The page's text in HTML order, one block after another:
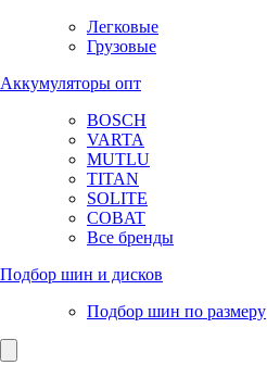
Легковые
Грузовые
Аккумуляторы опт
BOSCH
VARTA
MUTLU
TITAN
SOLITE
COBAT
Все бренды
Подбор шин и дисков
Подбор шин по размеру